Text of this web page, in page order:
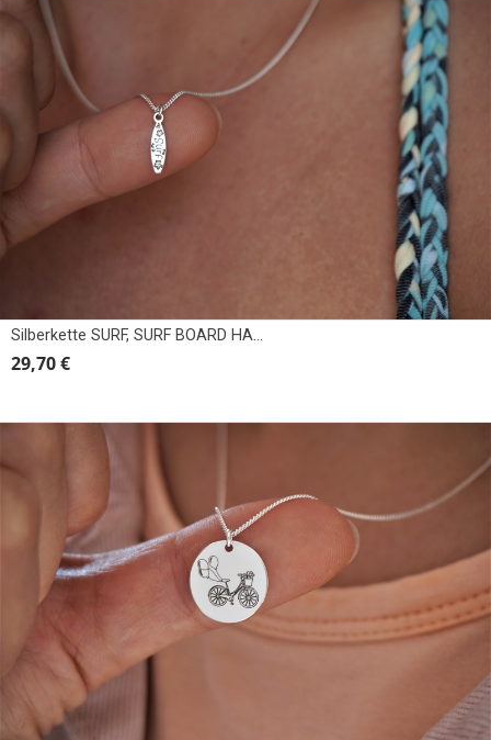
Silberkette SURF, SURF BOARD HAWAII
29,70 €